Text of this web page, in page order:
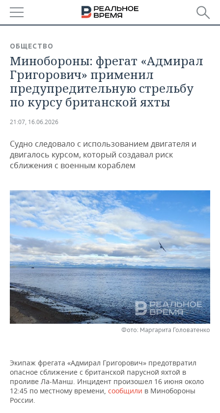
БАШКОРТОСТАН
ТАТАРСТАН
УДМУРТИЯ
НОВОСТИ
АНАЛИТИКА
НОВОСТИ АНАЛИТИКИ
ДЕКЛАРАЦИИ О ДОХОДАХ
КОРОЛИ ГОСЗАКАЗА ПФО
ВУЗЫ ТАТАРСТАНА
КОМУ ПРИНАДЛЕЖАТ
ТОРГОВЫЕ ЦЕНТРЫ
ТАТАРСТАНА
ЭКОНОМИКА
НОВОСТИ ЭКОНОМИКИ
ФИНАНСЫ
БАНКИ
БЮДЖЕТ
ИНВЕСТИЦИИ
ПРОМЫШЛЕННОСТЬ
НОВОСТИ
ПРОМЫШЛЕННОСТИ
МАШИНОСТРОЕНИЕ
НЕФТЕХИМИЯ
НЕФТЬ
ОПК
ЭНЕРГЕТИКА
НЕДВИЖИМОСТЬ
НОВОСТИ НЕДВИЖИМОСТИ
АВТО
НОВОСТИ АВТО
БИЗНЕС
НОВОСТИ БИЗНЕСА
РОЗНИЧНАЯ ТОРГОВЛЯ
ТРАНСПОРТ
УСЛУГИ
ТЕХНОЛОГИИ
НОВОСТИ ТЕХНОЛОГИЙ
IT
МЕДИА
ТЕЛЕКОММУНИКАЦИИ
МЕРОПРИЯТИЯ
НОВОСТИ МЕРОПРИЯТИЙ
ВЫЕЗДНАЯ РЕДАКЦИЯ
БИЗНЕС-БРАНЧИ
СПОРТ
НОВОСТИ СПОРТА
ФУТБОЛ
ВОЛЕЙБОЛ
КИБЕРСПОРТ
ОБЩЕСТВО
НОВОСТИ ОБЩЕСТВА
ИСТОРИЯ
КУЛЬТУРА
ФОТОГАЛЕРЕЯ
СПИСОК ПЕРСОН
СПИСОК КОМПАНИЙ
ПОЛНАЯ ВЕРСИЯ
ОБЩЕСТВО
Минобороны: фрегат «Адмирал
Григорович» применил
предупредительную стрельбу
по курсу британской яхты
21:07, 16.06.2026
Судно следовало с использованием двигателя и
двигалось курсом, который создавал риск
сближения с военным кораблем
Фото: Маргарита Головатенко
Экипаж фрегата «Адмирал Григорович» предотвратил
опасное сближение с британской парусной яхтой в
проливе Ла-Манш. Инцидент произошел 16 июня около
12:45 по местному времени, сообщили в Минобороны
России.